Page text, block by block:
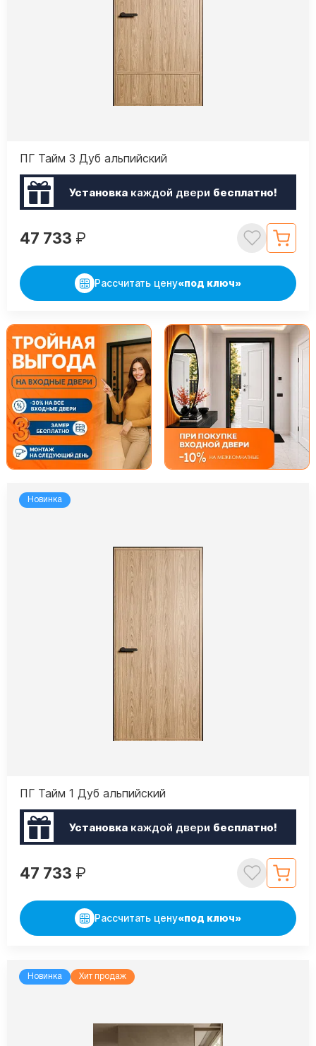
ПГ Тайм 3 Дуб альпийский
Установкакаждой двери бесплатно!
47 733 ₽
Рассчитать цену«под ключ»
Новинка
ПГ Тайм 1 Дуб альпийский
Установкакаждой двери бесплатно!
47 733 ₽
Рассчитать цену«под ключ»
Новинка Хит продаж